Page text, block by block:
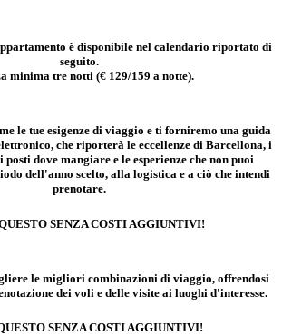
è disponibile nel calendario riportato di
seguito.
minima tre notti (€ 129/159 a notte).
le tue esigenze di viaggio e ti forniremo una guida
che riporterà le eccellenze di Barcellona, i
dove mangiare e le esperienze che non puoi
dell'anno scelto, alla logistica e a ciò che intendi
prenotare.
SENZA COSTI AGGIUNTIVI!
le migliori combinazioni di viaggio, offrendosi
dei voli e delle visite ai luoghi d'interesse.
SENZA COSTI AGGIUNTIVI!